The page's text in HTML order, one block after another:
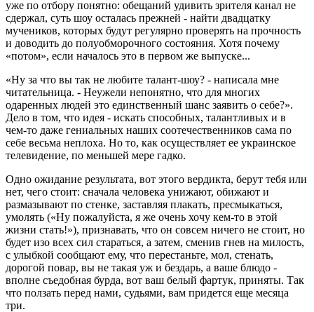
уже по отбору понятно: обещаний удивить зрителя канал не
сдержал, суть шоу осталась прежней - найти двадцатку
мучеников, которых будут регулярно проверять на прочность
и доводить до полуобморочного состояния. Хотя почему
«потом», если началось это в первом же выпуске...
«Ну за что вы так не любите талант-шоу? - написала мне
читательница. - Неужели непонятно, что для многих
одаренных людей это единственный шанс заявить о себе?».
Дело в том, что идея - искать способных, талантливых и в
чем-то даже гениальных наших соотечественников сама по
себе весьма не­плоха. Но то, как осуществляет ее украинское
телевидение, по меньшей мере гад­ко.
Одно ожидание результата, вот этого вердикта, берут тебя или
нет, чего стоит: сна­чала человека унижают, обижают и
размазывают по стенке, заставляя плакать, пресмыкаться,
умолять («Ну пожалуйста, я же очень хочу кем-то в этой
жизни стать!»), признавать, что он совсем ничего не стоит, но
будет изо всех сил стараться, а затем, сменив гнев на милость,
с улыбкой сообщают ему, что перестаньте, мол, стенать,
дорогой повар, вы не такая уж и бездарь, а ваше блюдо -
вполне съедобная бурда, вот ваш белый фартук, приняты. Так
что ползать перед нами, судьями, вам придется еще месяца
три.